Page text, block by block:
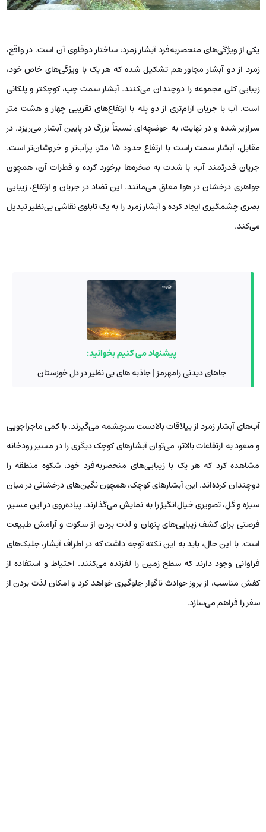
یکی از ویژگی‌های منحصربه‌فرد آبشار زمرد، ساختار دوقلوی آن است. در واقع،
زمرد از دو آبشار مجاور هم تشکیل شده که هر یک با ویژگی‌های خاص خود،
زیبایی کلی مجموعه را دوچندان می‌کنند. آبشار سمت چپ، کوچکتر و پلکانی
است. آب با جریان آرام‌تری از دو پله با ارتفاع‌های تقریبی چهار و هشت متر
سرازیر شده و در نهایت، به حوضچه‌ای نسبتاً بزرگ در پایین آبشار می‌ریزد. در
مقابل، آبشار سمت راست با ارتفاع حدود ۱۵ متر، پرآب‌تر و خروشان‌تر است.
جریان قدرتمند آب، با شدت به صخره‌ها برخورد کرده و قطرات آن، همچون
جواهری درخشان در هوا معلق می‌مانند. این تضاد در جریان و ارتفاع، زیبایی
بصری چشمگیری ایجاد کرده و آبشار زمرد را به یک تابلوی نقاشی بی‌نظیر تبدیل
می‌کند.
پیشنهاد می کنیم بخوانید:
جاهای دیدنی رامهرمز | جاذبه های بی نظیر در دل خوزستان
آب‌های آبشار زمرد از ییلاقات بالادست سرچشمه می‌گیرند. با کمی ماجراجویی
و صعود به ارتفاعات بالاتر، می‌توان آبشارهای کوچک دیگری را در مسیر رودخانه
مشاهده کرد که هر یک با زیبایی‌های منحصربه‌فرد خود، شکوه منطقه را
دوچندان کرده‌اند. این آبشارهای کوچک، همچون نگین‌های درخشانی در میان
سبزه و گل، تصویری خیال‌انگیز را به نمایش می‌گذارند. پیاده‌روی در این مسیر،
فرصتی برای کشف زیبایی‌های پنهان و لذت بردن از سکوت و آرامش طبیعت
است. با این حال، باید به این نکته توجه داشت که در اطراف آبشار، جلبک‌های
فراوانی وجود دارند که سطح زمین را لغزنده می‌کنند. احتیاط و استفاده از
کفش مناسب، از بروز حوادث ناگوار جلوگیری خواهد کرد و امکان لذت بردن از
سفر را فراهم می‌سازد.